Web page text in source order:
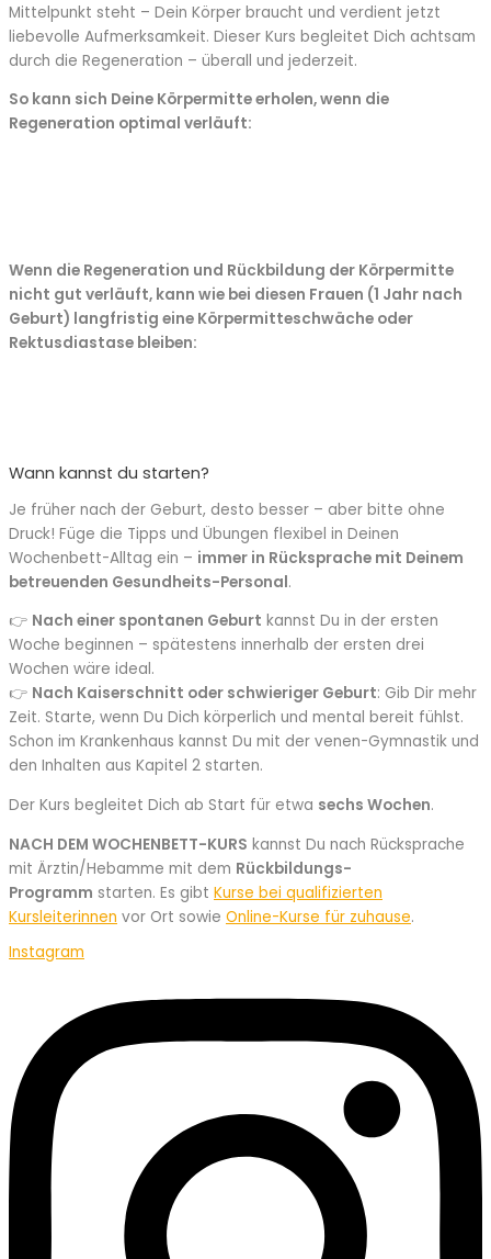
Mittelpunkt steht – Dein Körper braucht und verdient jetzt
liebevolle Aufmerksamkeit. Dieser Kurs begleitet Dich achtsam
durch die Regeneration – überall und jederzeit.
So kann sich Deine Körpermitte erholen, wenn die
Regeneration optimal verläuft:
Wenn die Regeneration und Rückbildung der Körpermitte
nicht gut verläuft, kann wie bei diesen Frauen (1 Jahr nach
Geburt) langfristig eine Körpermitteschwäche oder
Rektusdiastase bleiben:
Wann kannst du starten?
Je früher nach der Geburt, desto besser – aber bitte ohne
Druck! Füge die Tipps und Übungen flexibel in Deinen
Wochenbett-Alltag ein – immer in Rücksprache mit Deinem
betreuenden Gesundheits-Personal.
👉 Nach einer spontanen Geburt kannst Du in der ersten
Woche beginnen – spätestens innerhalb der ersten drei
Wochen wäre ideal.
👉 Nach Kaiserschnitt oder schwieriger Geburt: Gib Dir mehr
Zeit. Starte, wenn Du Dich körperlich und mental bereit fühlst.
Schon im Krankenhaus kannst Du mit der venen-Gymnastik und
den Inhalten aus Kapitel 2 starten.
Der Kurs begleitet Dich ab Start für etwa sechs Wochen.
NACH DEM WOCHENBETT-KURS kannst Du nach Rücksprache
mit Ärztin/Hebamme mit dem Rückbildungs-
Programm starten. Es gibt Kurse bei qualifizierten
Kursleiterinnen vor Ort sowie Online-Kurse für zuhause.
Instagram